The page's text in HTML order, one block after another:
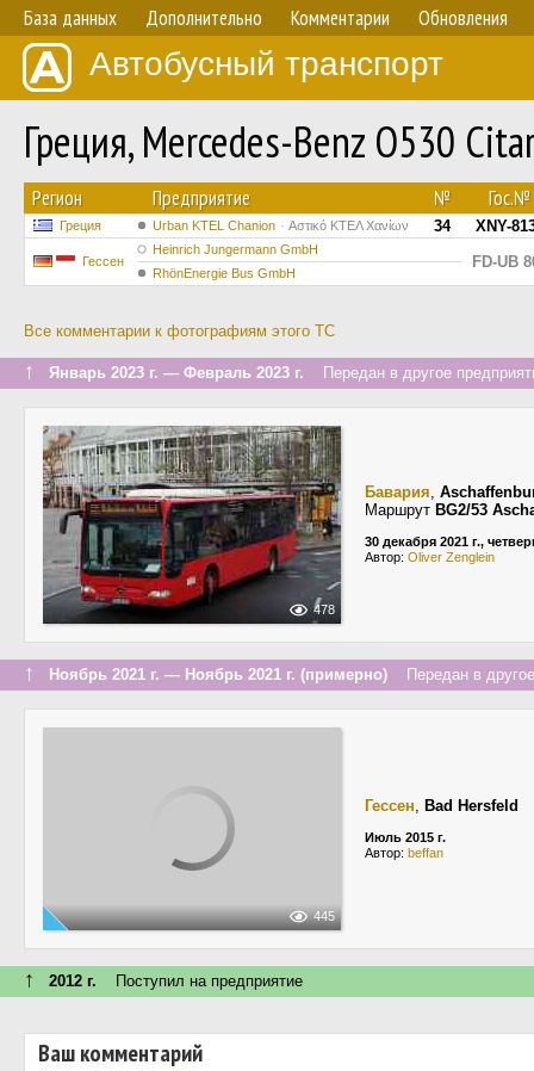
База данных Дополнительно Комментарии Обновления
Автобусный транспорт
Греция, Mercedes-Benz O530
Регион Предприятие № Гос.№
Греция Urban KTEL Chanion Αστικό ΚΤΕΛ Χανίων 34 XNY-
Гессен
Heinrich Jungermann GmbH
FD-UB
RhönEnergie Bus GmbH
Все комментарии к фотографиям этого ТС
↑ Январь 2023 г. — Февраль 2023 г. Передан в другое
478
Бавария,
Маршрут BG2/53
30 декабря 2021 г.,
Автор: Oliver Zenglein
↑ Ноябрь 2021 г. — Ноябрь 2021 г. (примерно) Передан в другое
445
Гессен, Bad Hersfeld
Июль 2015 г.
Автор: beffan
↑ 2012 г. Поступил на предприятие
Ваш комментарий